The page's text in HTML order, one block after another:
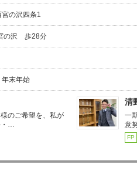
の沢四条1
の沢 歩28分
末年始
のご希望を、私が
・…
清
一
意
FP